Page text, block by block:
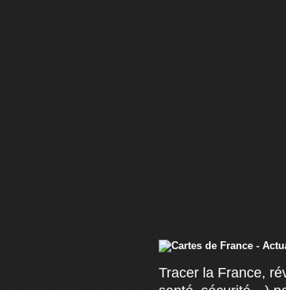
Tracer la France,